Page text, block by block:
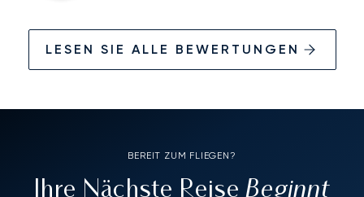
LESEN SIE ALLE BEWERTUNGEN
BEREIT ZUM FLIEGEN?
Ihre Nächste ReiseBeginnt